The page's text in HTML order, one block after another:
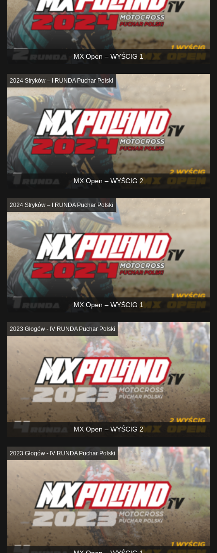
MX Open – WYŚCIG 1
MX Open – WYŚCIG 2
2024 Stryków – I RUNDA Puchar Polski
MX Open – WYŚCIG 1
2024 Stryków – I RUNDA Puchar Polski
MX Open – WYŚCIG 2
2023 Głogów - IV RUNDA Puchar Polski
2023 Głogów - IV RUNDA Puchar Polski